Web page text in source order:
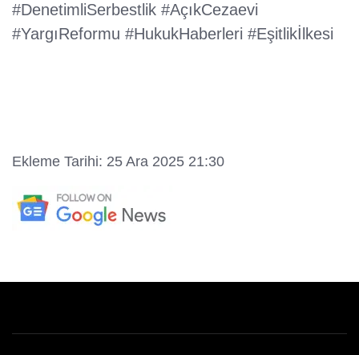
#DenetimliSerbestlik #AçıkCezaevi
#YargıReformu #HukukHaberleri #Eşitlikİlkesi
Ekleme Tarihi: 25 Ara 2025 21:30